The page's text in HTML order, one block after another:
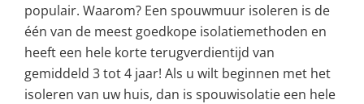
populair. Waarom? Een spouwmuur isoleren is de
één van de meest goedkope isolatiemethoden en
heeft een hele korte terugverdientijd van
gemiddeld 3 tot 4 jaar! Als u wilt beginnen met het
isoleren van uw huis, dan is spouwisolatie een hele